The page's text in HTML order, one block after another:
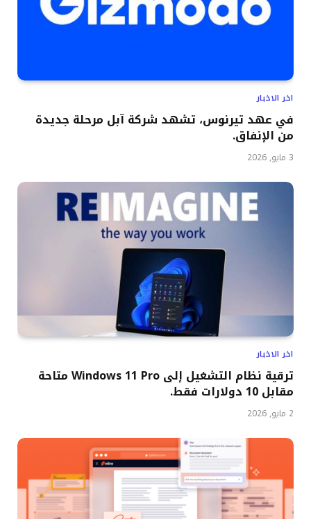
اخر الاخبار
في عهد تيرنوس، تشهد شركة آبل مرحلة جديدة
من الإنفاق.
3 مايو, 2026
اخر الاخبار
ترقية نظام التشغيل إلى Windows 11 Pro متاحة
مقابل 10 دولارات فقط.
2 مايو, 2026